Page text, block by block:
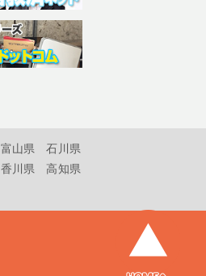
富山県
石川県
香川県
高知県